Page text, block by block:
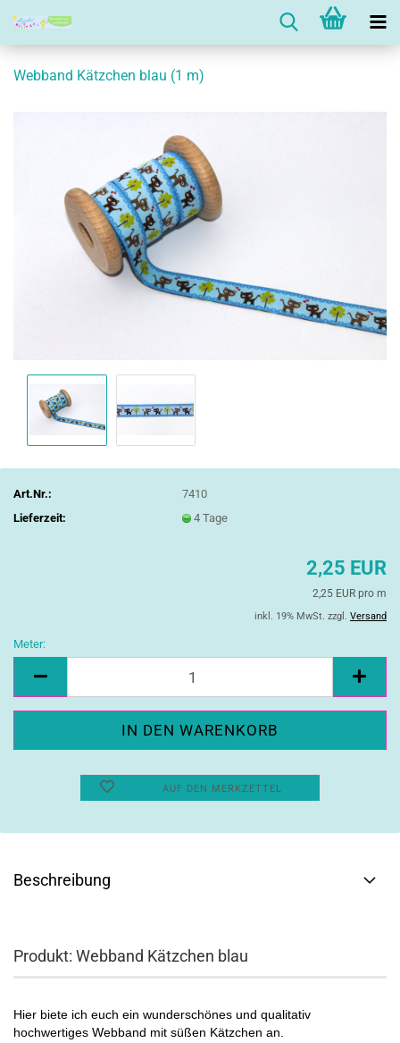
Webband Kätzchen blau (1 m)
Art.Nr.:
7410
Lieferzeit:
4 Tage
2,25 EUR
2,25 EUR pro m
inkl. 19% MwSt. zzgl. Versand
Meter:
AUF DEN MERKZETTEL
Beschreibung
Produkt: Webband Kätzchen blau
Hier biete ich euch ein wunderschönes und qualitativ
hochwertiges Webband mit süßen Kätzchen an.